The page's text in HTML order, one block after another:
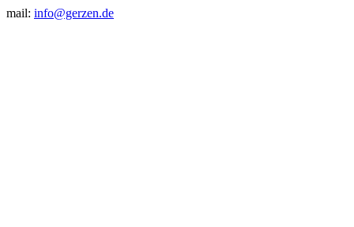
mail: info@gerzen.de